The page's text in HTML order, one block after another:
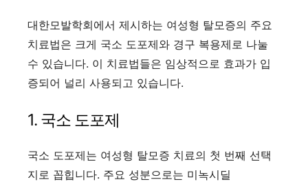
대한모발학회에서 제시하는 여성형 탈모증의 주요
치료법은 크게 국소 도포제와 경구 복용제로 나눌
수 있습니다. 이 치료법들은 임상적으로 효과가 입
증되어 널리 사용되고 있습니다.
1. 국소 도포제
국소 도포제는 여성형 탈모증 치료의 첫 번째 선택
지로 꼽힙니다. 주요 성분으로는 미녹시딜